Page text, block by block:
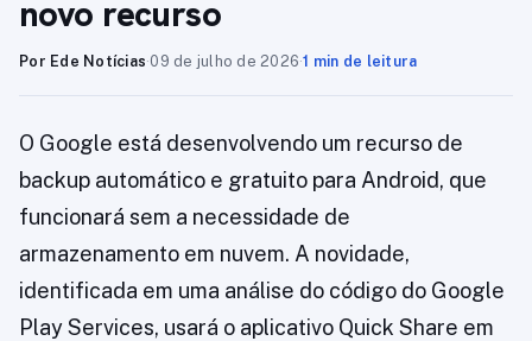
novo recurso
Por Ede Notícias·09 de julho de 2026·1 min de leitura
O Google está desenvolvendo um recurso de
backup automático e gratuito para Android, que
funcionará sem a necessidade de
armazenamento em nuvem. A novidade,
identificada em uma análise do código do Google
Play Services, usará o aplicativo Quick Share em